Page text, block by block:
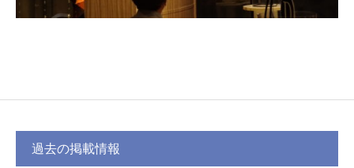
過去の掲載情報